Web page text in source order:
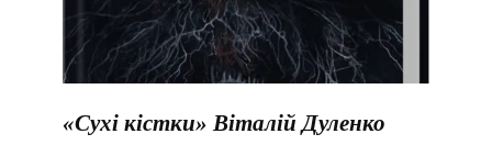
«Сухі кістки» Віталій Дуленко